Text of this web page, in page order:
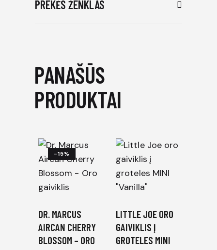
PREKĖS ŽENKLAS
PANAŠŪS
PRODUKTAI
-15%
DR. MARCUS
AIRCAN CHERRY
BLOSSOM – ORO
LITTLE JOE ORO
GAIVIKLIS Į
GROTELES MINI